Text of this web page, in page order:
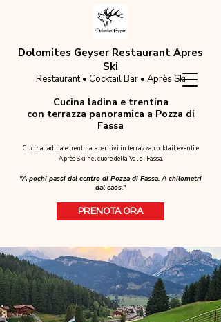
Dolomites Geyser Restaurant Apres
Ski
Restaurant • Cocktail Bar • Après Ski
Cucina ladina e trentina
con terrazza panoramica a Pozza di
Fassa
Cucina ladina e trentina, aperitivi in terrazza, cocktail, eventi e
Après Ski nel cuore della Val di Fassa.
"A pochi passi dal centro di Pozza di Fassa. A chilometri
dal caos."
PRENOTA ORA